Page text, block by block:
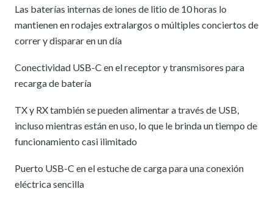
Las baterías internas de iones de litio de 10 horas lo
mantienen en rodajes extralargos o múltiples conciertos de
correr y disparar en un día
Conectividad USB-C en el receptor y transmisores para
recarga de batería
TX y RX también se pueden alimentar a través de USB,
incluso mientras están en uso, lo que le brinda un tiempo de
funcionamiento casi ilimitado
Puerto USB-C en el estuche de carga para una conexión
eléctrica sencilla